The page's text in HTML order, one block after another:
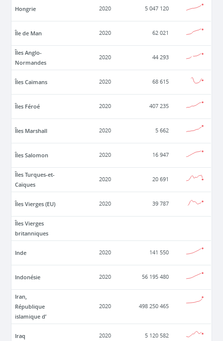
Hongrie 2020 5 047 120
Île de Man 2020 62 021
Îles Anglo-
Normandes
2020 44 293
Îles Caïmans 2020 68 615
Îles Féroé 2020 407 235
Îles Marshall 2020 5 662
Îles Salomon 2020 16 947
Îles Turques-et-
Caïques
2020 20 691
Îles Vierges (EU) 2020 39 787
Îles Vierges
britanniques
Inde 2020 141 550
Indonésie 2020 56 195 480
Iran,
République
islamique d’
2020 498 250 465
Iraq 2020 5 120 582